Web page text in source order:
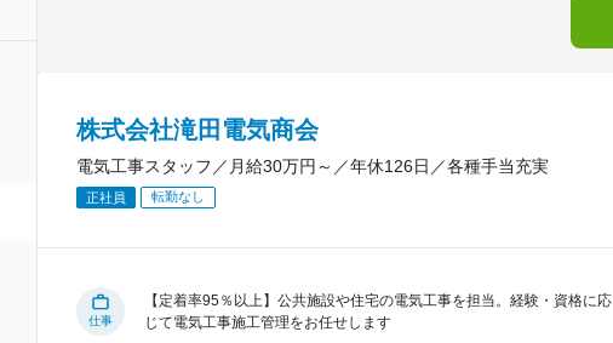
株式会社滝田電気商会
電気工事スタッフ／月給30万円～／年休126日／各種手当充実
正社員 転勤なし
仕事
【定着率95％以上】公共施設や住宅の電気工事を担当。経験・資格に応
じて電気工事施工管理をお任せします